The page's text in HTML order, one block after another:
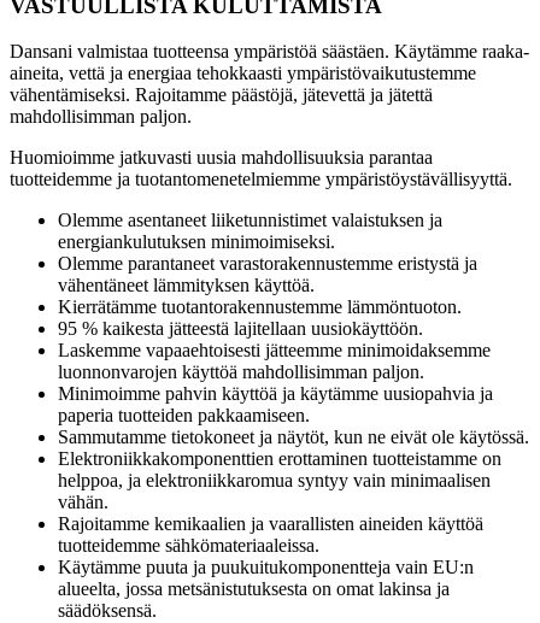
VASTUULLISTA KULUTTAMISTA
Dansani valmistaa tuotteensa ympäristöä säästäen. Käytämme raaka-
aineita, vettä ja energiaa tehokkaasti ympäristövaikutustemme
vähentämiseksi. Rajoitamme päästöjä, jätevettä ja jätettä
mahdollisimman paljon.
Huomioimme jatkuvasti uusia mahdollisuuksia parantaa
tuotteidemme ja tuotantomenetelmiemme ympäristöystävällisyyttä.
Olemme asentaneet liiketunnistimet valaistuksen ja
energiankulutuksen minimoimiseksi.
Olemme parantaneet varastorakennustemme eristystä ja
vähentäneet lämmityksen käyttöä.
Kierrätämme tuotantorakennustemme lämmöntuoton.
95 % kaikesta jätteestä lajitellaan uusiokäyttöön.
Laskemme vapaaehtoisesti jätteemme minimoidaksemme
luonnonvarojen käyttöä mahdollisimman paljon.
Minimoimme pahvin käyttöä ja käytämme uusiopahvia ja
paperia tuotteiden pakkaamiseen.
Sammutamme tietokoneet ja näytöt, kun ne eivät ole käytössä.
Elektroniikkakomponenttien erottaminen tuotteistamme on
helppoa, ja elektroniikkaromua syntyy vain minimaalisen
vähän.
Rajoitamme kemikaalien ja vaarallisten aineiden käyttöä
tuotteidemme sähkömateriaaleissa.
Käytämme puuta ja puukuitukomponentteja vain EU:n
alueelta, jossa metsänistutuksesta on omat lakinsa ja
säädöksensä.